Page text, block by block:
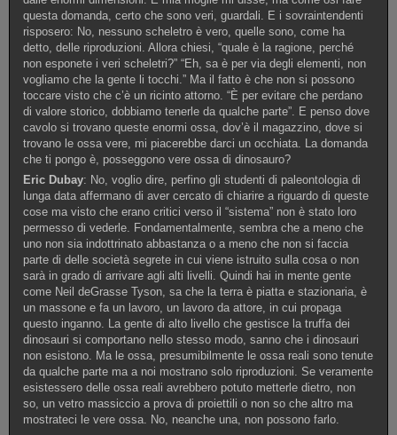
questa domanda, certo che sono veri, guardali. E i sovraintendenti
risposero: No, nessuno scheletro è vero, quelle sono, come ha
detto, delle riproduzioni. Allora chiesi, “quale è la ragione, perché
non esponete i veri scheletri?” “Eh, sa è per via degli elementi, non
vogliamo che la gente li tocchi.” Ma il fatto è che non si possono
toccare visto che c’è un ricinto attorno. “È per evitare che perdano
di valore storico, dobbiamo tenerle da qualche parte”. E penso dove
cavolo si trovano queste enormi ossa, dov’è il magazzino, dove si
trovano le ossa vere, mi piacerebbe darci un occhiata. La domanda
che ti pongo è, posseggono vere ossa di dinosauro?
Eric Dubay: No, voglio dire, perfino gli studenti di paleontologia di
lunga data affermano di aver cercato di chiarire a riguardo di queste
cose ma visto che erano critici verso il “sistema” non è stato loro
permesso di vederle. Fondamentalmente, sembra che a meno che
uno non sia indottrinato abbastanza o a meno che non si faccia
parte di delle società segrete in cui viene istruito sulla cosa o non
sarà in grado di arrivare agli alti livelli. Quindi hai in mente gente
come Neil deGrasse Tyson, sa che la terra è piatta e stazionaria, è
un massone e fa un lavoro, un lavoro da attore, in cui propaga
questo inganno. La gente di alto livello che gestisce la truffa dei
dinosauri si comportano nello stesso modo, sanno che i dinosauri
non esistono. Ma le ossa, presumibilmente le ossa reali sono tenute
da qualche parte ma a noi mostrano solo riproduzioni. Se veramente
esistessero delle ossa reali avrebbero potuto metterle dietro, non
so, un vetro massiccio a prova di proiettili o non so che altro ma
mostrateci le vere ossa. No, neanche una, non possono farlo.